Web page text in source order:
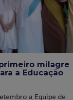
milagre
a Educação
a Equipe de